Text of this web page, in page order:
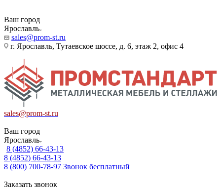
Ваш город
Ярославль
sales@prom-st.ru
г. Ярославль, Тутаевское шоссе, д. 6, этаж 2, офис 4
sales@prom-st.ru
Ваш город
Ярославль
8 (4852) 66-43-13
8 (4852) 66-43-13
8 (800) 700-78-97 Звонок бесплатный
Заказать звонок